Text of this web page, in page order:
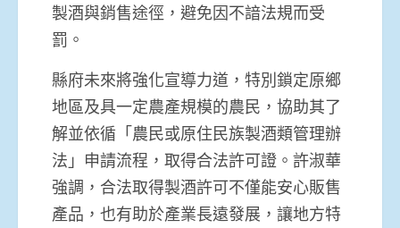
製酒與銷售途徑，避免因不諳法規而受
罰。
縣府未來將強化宣導力道，特別鎖定原鄉
地區及具一定農產規模的農民，協助其了
解並依循「農民或原住民族製酒類管理辦
法」申請流程，取得合法許可證。許淑華
強調，合法取得製酒許可不僅能安心販售
產品，也有助於產業長遠發展，讓地方特